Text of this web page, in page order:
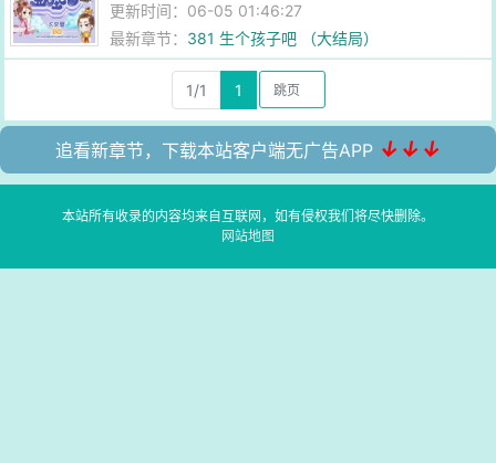
更新时间：06-05 01:46:27
最新章节： 381 生个孩子吧 （大结局）
1/1 1
追看新章节，下载本站客户端无广告APP ↓↓↓
本站所有收录的内容均来自互联网，如有侵权我们将尽快删除。
网站地图